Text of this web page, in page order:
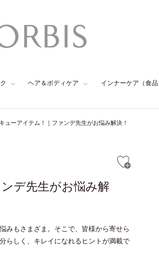
ヘア＆ボディケア インナーケア（食品
ューアイテム！｜ファンデ先生がお悩み解決！
デ先生がお悩み解
みもさまざま。そこで、皆様から寄せら
らしく、キレイになれるヒントが満載で